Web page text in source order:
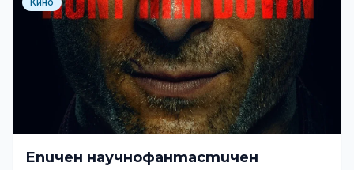
Епичен научнофантастичен